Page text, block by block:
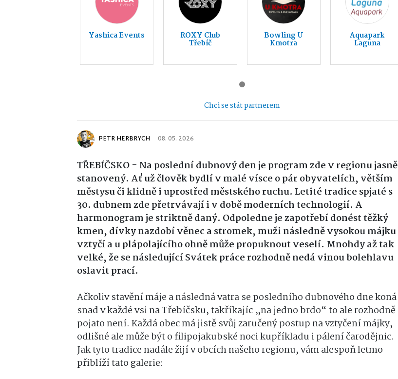
Yashica Events ROXY Club
Třebíč
Bowling U
Kmotra
Aquapark
Laguna
Chci se stát partnerem
PETR HERBRYCH 08. 05. 2026
TŘEBÍČSKO - Na poslední dubnový den je program zde v regionu jasně
stanovený. Ať už člověk bydlí v malé vísce o pár obyvatelích, větším
městysu či klidně i uprostřed městského ruchu. Letité tradice spjaté s
30. dubnem zde přetrvávají i v době moderních technologií. A
harmonogram je striktně daný. Odpoledne je zapotřebí donést těžký
kmen, dívky nazdobí věnec a stromek, muži následně vysokou májku
vztyčí a u plápolajícího ohně může propuknout veselí. Mnohdy až tak
velké, že se následující Svátek práce rozhodně nedá vinou bolehlavu
oslavit prací.
Ačkoliv stavění máje a následná vatra se posledního dubnového dne koná
snad v každé vsi na Třebíčsku, takříkajíc „na jedno brdo“ to ale rozhodně
pojato není. Každá obec má jistě svůj zaručený postup na vztyčení májky,
odlišné ale může být o filipojakubské noci kupříkladu i pálení čarodějnic.
Jak tyto tradice nadále žijí v obcích našeho regionu, vám alespoň letmo
přiblíží tato galerie: